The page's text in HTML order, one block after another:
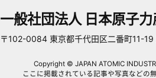
一般社団法人 日本原子
〒102-0084 東京都千代田区二番町11-
Copyright © JAPAN ATOMIC
ここに掲載されている記事や写真などの